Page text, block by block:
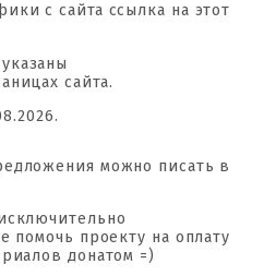
с сайта ссылка на этот
сайта.
можно писать в
помочь проекту на оплату
донатом =)